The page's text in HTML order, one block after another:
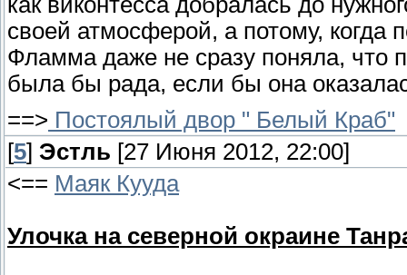
своей атмосферой, а потому, когда
Фламма даже не сразу поняла, что
была бы рада, если бы она
==> Постоялый двор " Белый Краб"
[5] Эстль [27 Июня 2012, 22:00]
<== Маяк Кууда
Улочка на северной окраине